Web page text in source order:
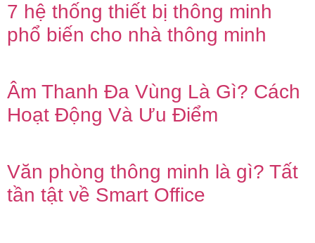
7 hệ thống thiết bị thông minh
phổ biến cho nhà thông minh
Âm Thanh Đa Vùng Là Gì? Cách
Hoạt Động Và Ưu Điểm
Văn phòng thông minh là gì? Tất
tần tật về Smart Office